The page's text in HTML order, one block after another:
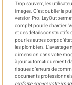
Trop souvent, les
images. C’est oublier la
version Pro. LayOut
complet pour le chantier.
et des détails constructifs
pour les autres corps
les plombiers. L’avantage
dimension dans votre
à jour automatiquement
risques d’erreurs de
documents
renforce encore votre